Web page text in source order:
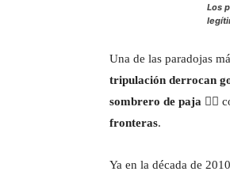
Los
Una de las paradojas
tripulación derrocan
sombrero de paja 🏴‍☠️
fronteras.
Ya en la década de